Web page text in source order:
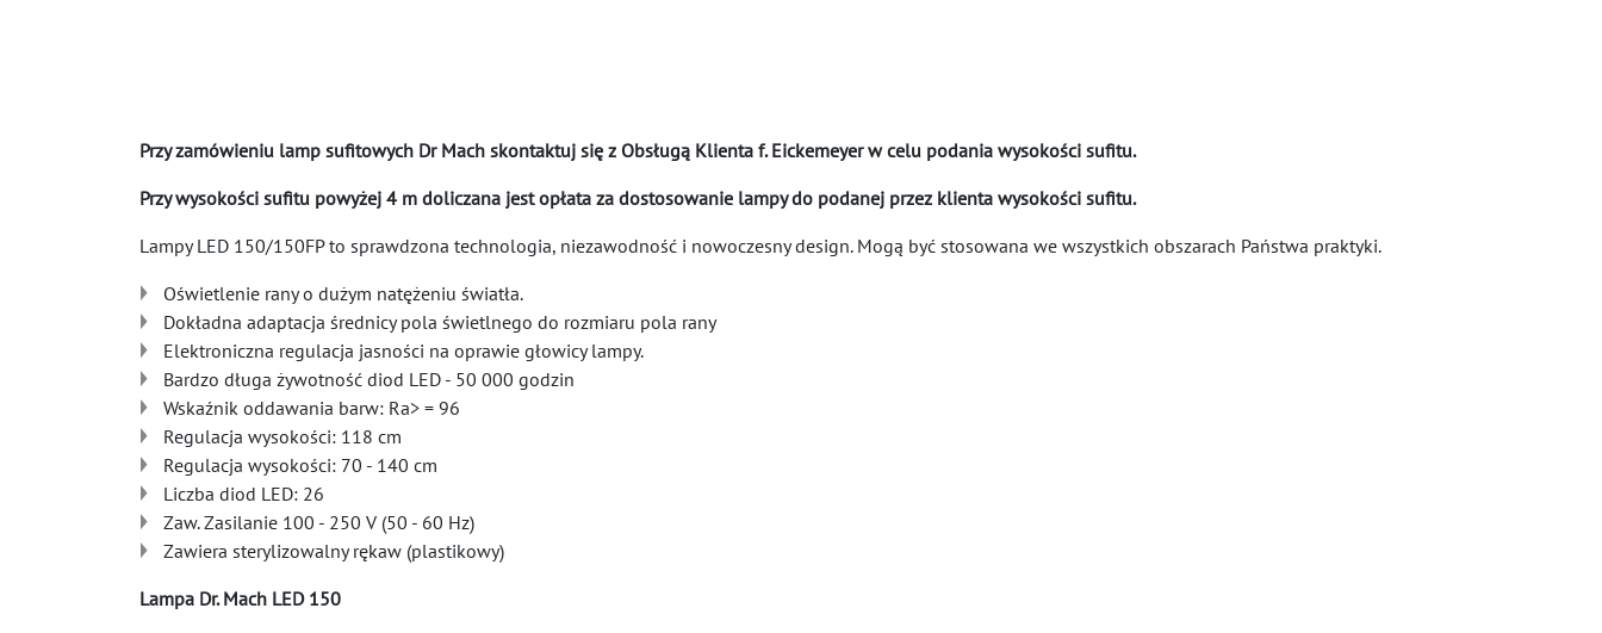
Przy zamówieniu lamp sufitowych Dr Mach skontaktuj się z Obsługą Klienta f. Eickemeyer w celu podania wysokości sufitu.
Przy wysokości sufitu powyżej 4 m doliczana jest opłata za dostosowanie lampy do podanej przez klienta wysokości sufitu.
Lampy LED 150/150FP to sprawdzona technologia, niezawodność i nowoczesny design. Mogą być stosowana we wszystkich obszarach Państwa praktyki.
Oświetlenie rany o dużym natężeniu światła.
Dokładna adaptacja średnicy pola świetlnego do rozmiaru pola rany
Elektroniczna regulacja jasności na oprawie głowicy lampy.
Bardzo długa żywotność diod LED - 50 000 godzin
Wskaźnik oddawania barw: Ra> = 96
Regulacja wysokości: 118 cm
Regulacja wysokości: 70 - 140 cm
Liczba diod LED: 26
Zaw. Zasilanie 100 - 250 V (50 - 60 Hz)
Zawiera sterylizowalny rękaw (plastikowy)
Lampa Dr. Mach LED 150